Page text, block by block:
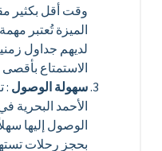
وقت أقل بكثير
الميزة تُعتبر
لديهم جداول
الاستمتاع
سهولة الوصول :
الأحمد البحرية
الوصول إليها
بحجز رحلات